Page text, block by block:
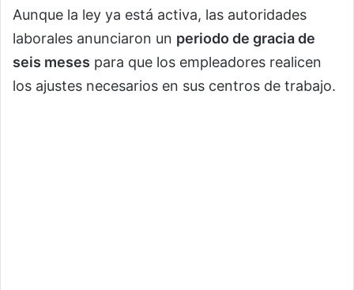
Aunque la ley ya está activa, las autoridades
laborales anunciaron un periodo de gracia de
seis meses para que los empleadores realicen
los ajustes necesarios en sus centros de trabajo.